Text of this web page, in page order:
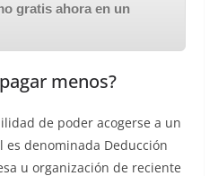
gratis ahora en un
menos?
de poder acogerse a un
denominada Deducción
u organización de reciente